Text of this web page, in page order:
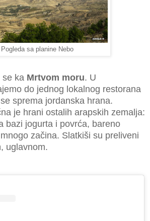
Pogleda sa planine Nebo
se ka Mrtvom moru. U
do jednog lokalnog restorana
sprema jordanska hrana.
je hrani ostalih arapskih zemalja:
bazi jogurta i povrća, bareno
začina. Slatkiši su preliveni
uglavnom.